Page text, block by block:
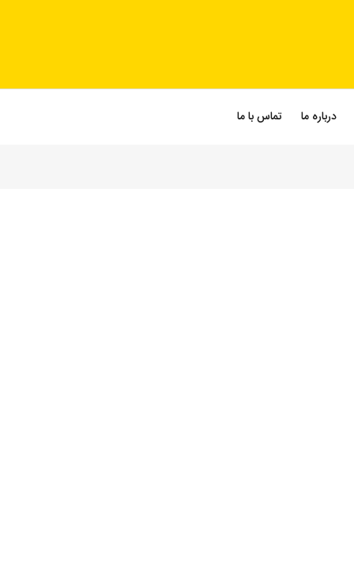
درباره ما تماس با ما